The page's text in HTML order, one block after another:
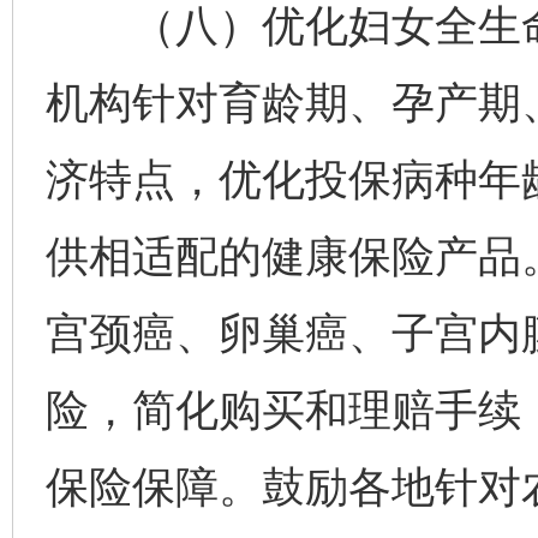
（八）优化妇女全生
机构针对育龄期、孕产
济特点，优化投保病种
供相适配的健康保险产品
宫颈癌、卵巢癌、子宫
险，简化购买和理赔手
保险保障。鼓励各地针